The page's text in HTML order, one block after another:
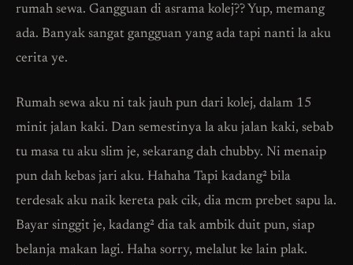
rumah sewa. Gangguan di asrama kolej?? Yup, memang
ada. Banyak sangat gangguan yang ada tapi nanti la aku
cerita ye.
Rumah sewa aku ni tak jauh pun dari kolej, dalam 15
minit jalan kaki. Dan semestinya la aku jalan kaki, sebab
tu masa tu aku slim je, sekarang dah chubby. Ni menaip
pun dah kebas jari aku. Hahaha Tapi kadang² bila
terdesak aku naik kereta pak cik, dia mcm prebet sapu la.
Bayar singgit je, kadang² dia tak ambik duit pun, siap
belanja makan lagi. Haha sorry, melalut ke lain plak.